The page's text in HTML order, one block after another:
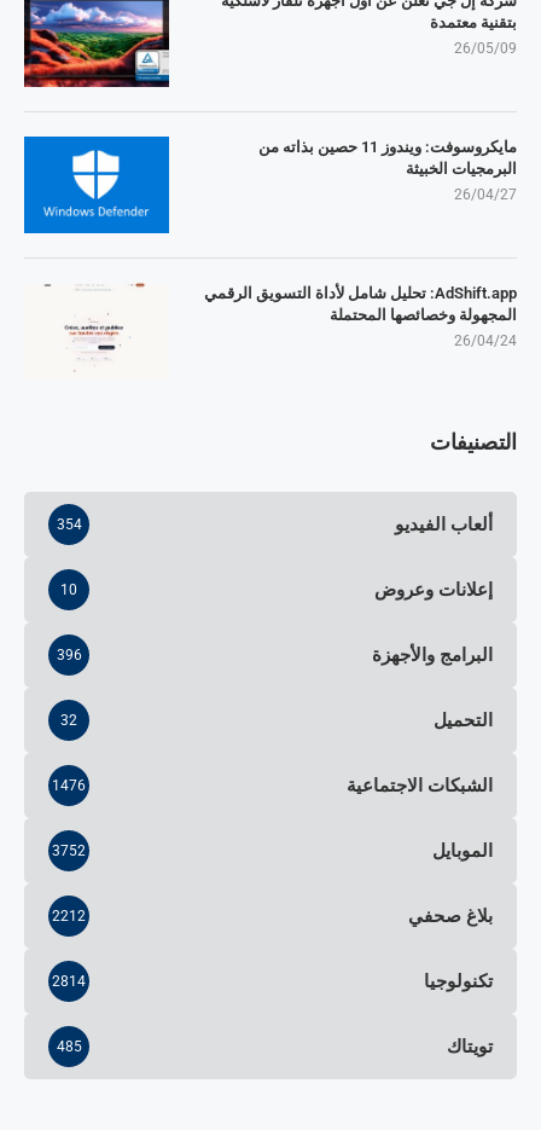
بتقنية معتمدة
26/05/09
مايكروسوفت: ويندوز 11 حصين بذاته من
البرمجيات الخبيثة
26/04/27
AdShift.app: تحليل شامل لأداة التسويق الرقمي
المجهولة وخصائصها المحتملة
26/04/24
التصنيفات
ألعاب الفيديو 354
إعلانات وعروض 10
البرامج والأجهزة 396
التحميل 32
الشبكات الاجتماعية 1476
الموبايل 3752
بلاغ صحفي 2212
تكنولوجيا 2814
تويتاك 485